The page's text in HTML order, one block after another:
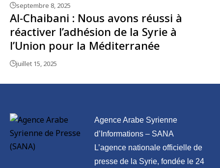
septembre 8, 2025
Al-Chaibani : Nous avons réussi à
réactiver l’adhésion de la Syrie à
l’Union pour la Méditerranée
juillet 15, 2025
Agence Arabe Syrienne
d’Informations – SANA
L’agence nationale officielle de
presse de la Syrie, fondée le 24